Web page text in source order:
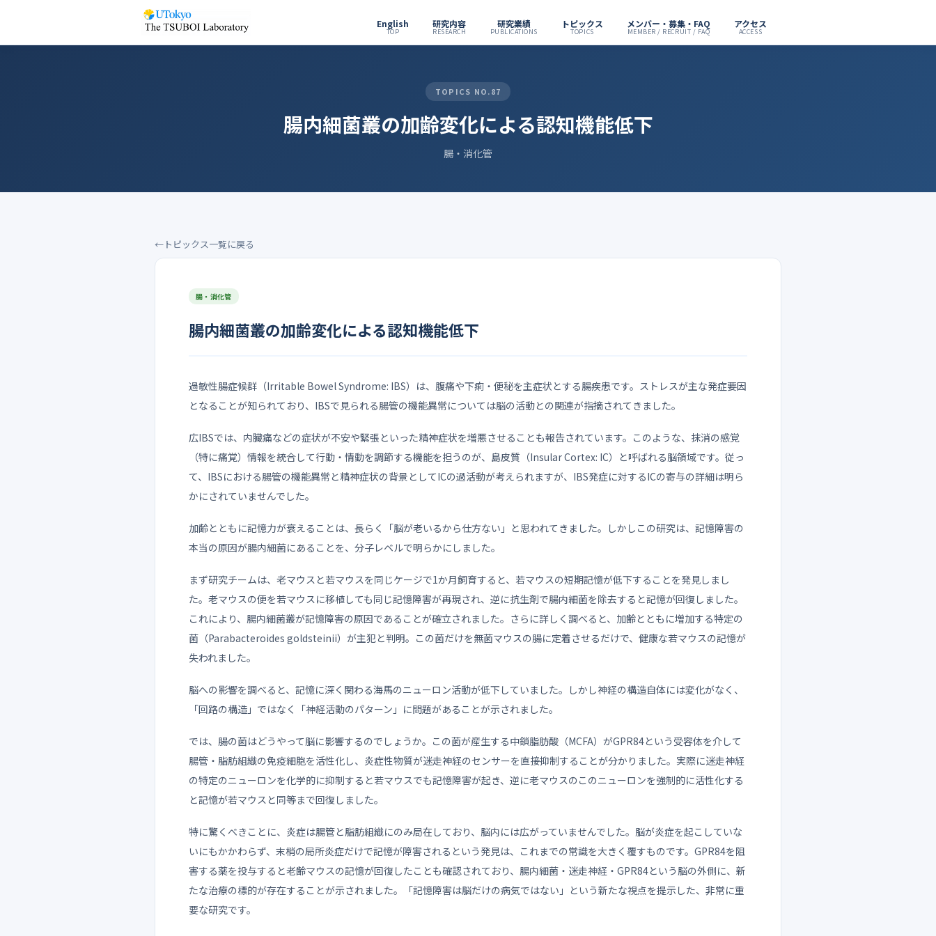
English
TOP
研究内容
RESEARCH
研究業績
PUBLICATIONS
トピックス
TOPICS
メンバー・募集・FAQ
MEMBER / RECRUIT / FAQ
アクセス
ACCESS
TOPICS NO.87
腸内細菌叢の加齢変化による認知機能低下
腸・消化管
トピックス一覧に戻る
腸・消化管
腸内細菌叢の加齢変化による認知機能低下
過敏性腸症候群（Irritable Bowel Syndrome: IBS）は、腹痛や下痢・便秘を主症状とする腸疾患です。ストレスが主な発症要因
となることが知られており、IBSで見られる腸管の機能異常については脳の活動との関連が指摘されてきました。
広IBSでは、内臓痛などの症状が不安や緊張といった精神症状を増悪させることも報告されています。このような、抹消の感覚
（特に痛覚）情報を統合して行動・情動を調節する機能を担うのが、島皮質（Insular Cortex: IC）と呼ばれる脳領域です。従っ
て、IBSにおける腸管の機能異常と精神症状の背景としてICの過活動が考えられますが、IBS発症に対するICの寄与の詳細は明ら
かにされていませんでした。
加齢とともに記憶力が衰えることは、長らく「脳が老いるから仕方ない」と思われてきました。しかしこの研究は、記憶障害の
本当の原因が腸内細菌にあることを、分子レベルで明らかにしました。
まず研究チームは、老マウスと若マウスを同じケージで1か月飼育すると、若マウスの短期記憶が低下することを発見しまし
た。老マウスの便を若マウスに移植しても同じ記憶障害が再現され、逆に抗生剤で腸内細菌を除去すると記憶が回復しました。
これにより、腸内細菌叢が記憶障害の原因であることが確立されました。さらに詳しく調べると、加齢とともに増加する特定の
菌（Parabacteroides goldsteinii）が主犯と判明。この菌だけを無菌マウスの腸に定着させるだけで、健康な若マウスの記憶が
失われました。
脳への影響を調べると、記憶に深く関わる海馬のニューロン活動が低下していました。しかし神経の構造自体には変化がなく、
「回路の構造」ではなく「神経活動のパターン」に問題があることが示されました。
では、腸の菌はどうやって脳に影響するのでしょうか。この菌が産生する中鎖脂肪酸（MCFA）がGPR84という受容体を介して
腸管・脂肪組織の免疫細胞を活性化し、炎症性物質が迷走神経のセンサーを直接抑制することが分かりました。実際に迷走神経
の特定のニューロンを化学的に抑制すると若マウスでも記憶障害が起き、逆に老マウスのこのニューロンを強制的に活性化する
と記憶が若マウスと同等まで回復しました。
特に驚くべきことに、炎症は腸管と脂肪組織にのみ局在しており、脳内には広がっていませんでした。脳が炎症を起こしていな
いにもかかわらず、末梢の局所炎症だけで記憶が障害されるという発見は、これまでの常識を大きく覆すものです。GPR84を阻
害する薬を投与すると老齢マウスの記憶が回復したことも確認されており、腸内細菌・迷走神経・GPR84という脳の外側に、新
たな治療の標的が存在することが示されました。「記憶障害は脳だけの病気ではない」という新たな視点を提示した、非常に重
要な研究です。